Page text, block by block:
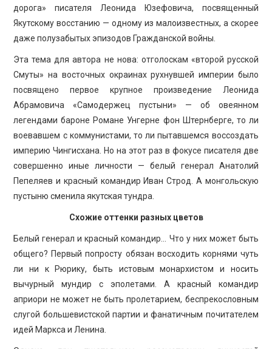
дорога» писателя Леонида Юзефовича, посвященный
Якутскому восстанию — одному из малоизвестных, а скорее
даже полузабытых эпизодов Гражданской войны.
Эта тема для автора не нова: отголоскам «второй русской
Смуты» на восточных окраинах рухнувшей империи было
посвящено первое крупное произведение Леонида
Абрамовича «Самодержец пустыни» — об овеянном
легендами бароне Романе Унгерне фон Штернберге, то ли
воевавшем с коммунистами, то ли пытавшемся воссоздать
империю Чингисхана. Но на этот раз в фокусе писателя две
совершенно иные личности — белый генерал Анатолий
Пепеляев и красный командир Иван Строд. А монгольскую
пустыню сменила якутская тундра.
Схожие оттенки разных цветов
Белый генерал и красный командир… Что у них может быть
общего? Первый попросту обязан восходить корнями чуть
ли ни к Рюрику, быть истовым монархистом и носить
вычурный мундир с эполетами. А красный командир
априори не может не быть пролетарием, беспрекословным
слугой большевистской партии и фанатичным почитателем
идей Маркса и Ленина.